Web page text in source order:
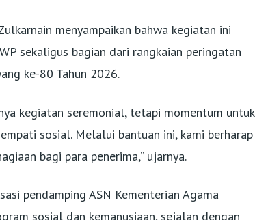
menyampaikan bahwa kegiatan ini
sekaligus bagian dari rangkaian peringatan
ke-80 Tahun 2026.
kegiatan seremonial, tetapi momentum untuk
sosial. Melalui bantuan ini, kami berharap
bagi para penerima,” ujarnya.
pendamping ASN Kementerian Agama
sosial dan kemanusiaan, sejalan dengan